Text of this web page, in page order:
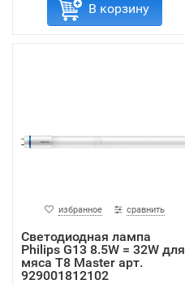
В корзину
избранное сравнить
Светодиодная лампа
Philips G13 8.5W = 32W для
мяса T8 Master арт.
929001812102